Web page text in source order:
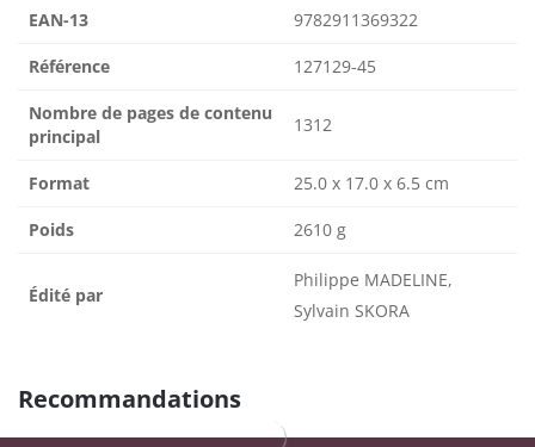
EAN-13 9782911369322
Référence 127129-45
Nombre de pages de contenu
principal
1312
Format 25.0 x 17.0 x 6.5 cm
Poids 2610 g
Édité par
Philippe MADELINE,
Sylvain SKORA
Recommandations